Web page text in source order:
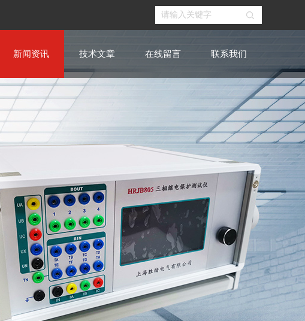
新闻资讯 技术文章 在线留言 联系我们